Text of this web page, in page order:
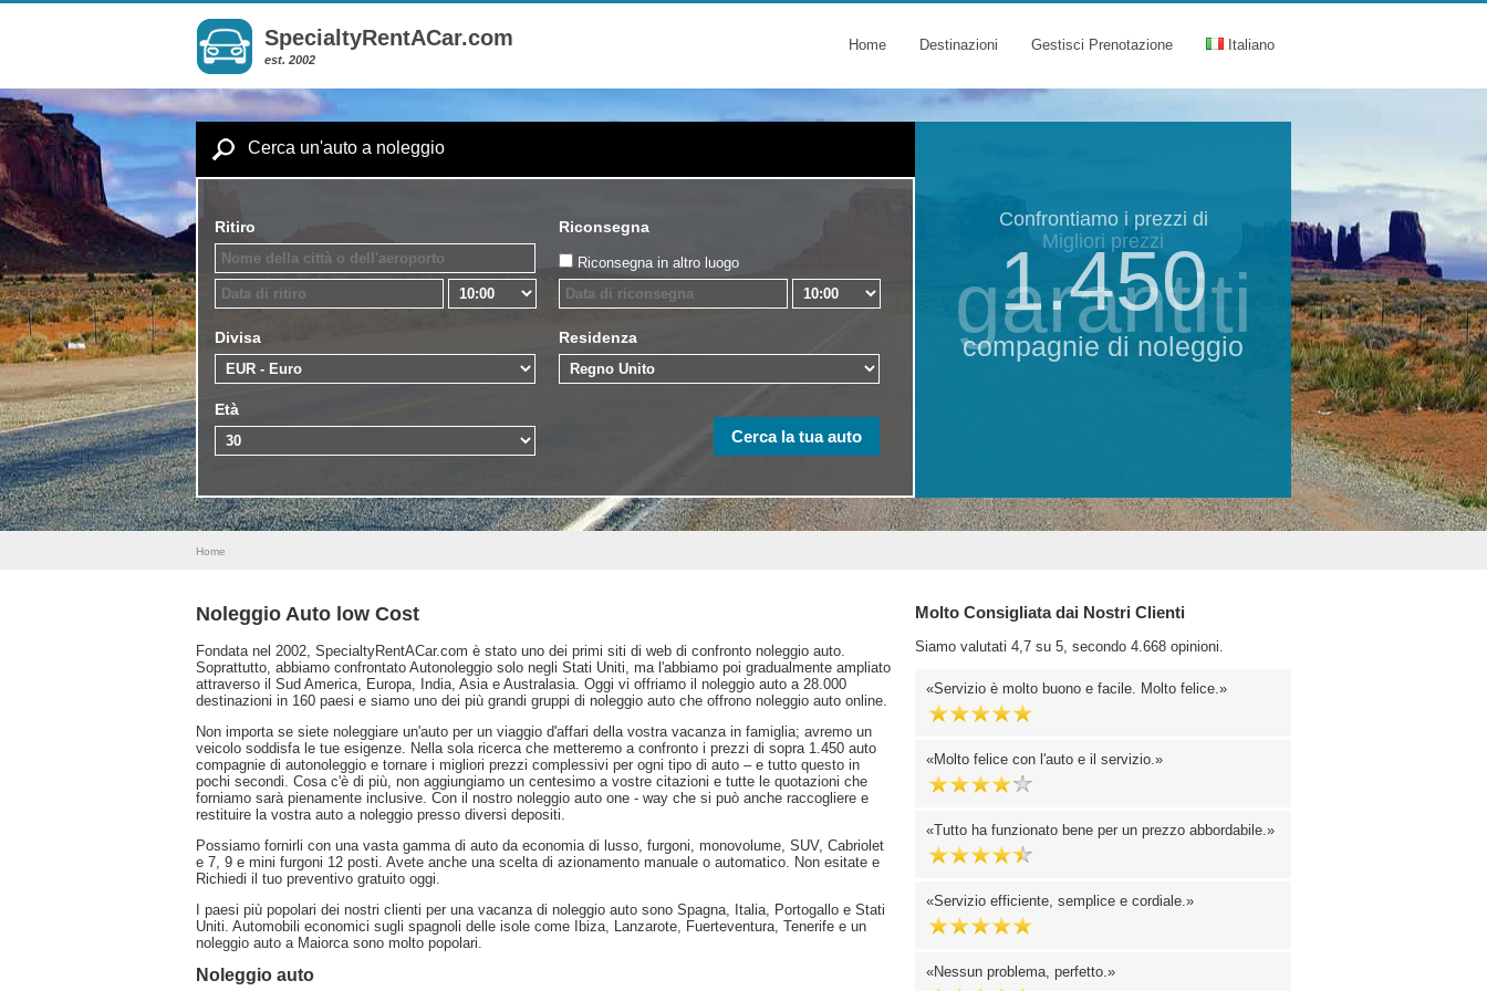
SpecialtyRentACar.com
est. 2002
Home Destinazioni Gestisci Prenotazione Italiano
Cerca un'auto a noleggio
Ritiro Riconsegna
Riconsegna in altro luogo
Divisa Residenza
Età
Confrontiamo i prezzi di
1.450
compagnie di noleggio
Migliori prezzi
garantiti
Home
Noleggio Auto low Cost
Fondata nel 2002, SpecialtyRentACar.com è stato uno dei primi siti di web di confronto noleggio auto.
Soprattutto, abbiamo confrontato Autonoleggio solo negli Stati Uniti, ma l'abbiamo poi gradualmente ampliato
attraverso il Sud America, Europa, India, Asia e Australasia. Oggi vi offriamo il noleggio auto a 28.000
destinazioni in 160 paesi e siamo uno dei più grandi gruppi di noleggio auto che offrono noleggio auto online.
Non importa se siete noleggiare un'auto per un viaggio d'affari della vostra vacanza in famiglia; avremo un
veicolo soddisfa le tue esigenze. Nella sola ricerca che metteremo a confronto i prezzi di sopra 1.450 auto
compagnie di autonoleggio e tornare i migliori prezzi complessivi per ogni tipo di auto – e tutto questo in
pochi secondi. Cosa c'è di più, non aggiungiamo un centesimo a vostre citazioni e tutte le quotazioni che
forniamo sarà pienamente inclusive. Con il nostro noleggio auto one - way che si può anche raccogliere e
restituire la vostra auto a noleggio presso diversi depositi.
Possiamo fornirli con una vasta gamma di auto da economia di lusso, furgoni, monovolume, SUV, Cabriolet
e 7, 9 e mini furgoni 12 posti. Avete anche una scelta di azionamento manuale o automatico. Non esitate e
Richiedi il tuo preventivo gratuito oggi.
I paesi più popolari dei nostri clienti per una vacanza di noleggio auto sono Spagna, Italia, Portogallo e Stati
Uniti. Automobili economici sugli spagnoli delle isole come Ibiza, Lanzarote, Fuerteventura, Tenerife e un
noleggio auto a Maiorca sono molto popolari.
Noleggio auto
Molto Consigliata dai Nostri Clienti
Siamo valutati 4,7 su 5, secondo 4.668 opinioni.
Servizio è molto buono e facile. Molto felice.
Molto felice con l'auto e il servizio.
Tutto ha funzionato bene per un prezzo abbordabile.
Servizio efficiente, semplice e cordiale.
Nessun problema, perfetto.